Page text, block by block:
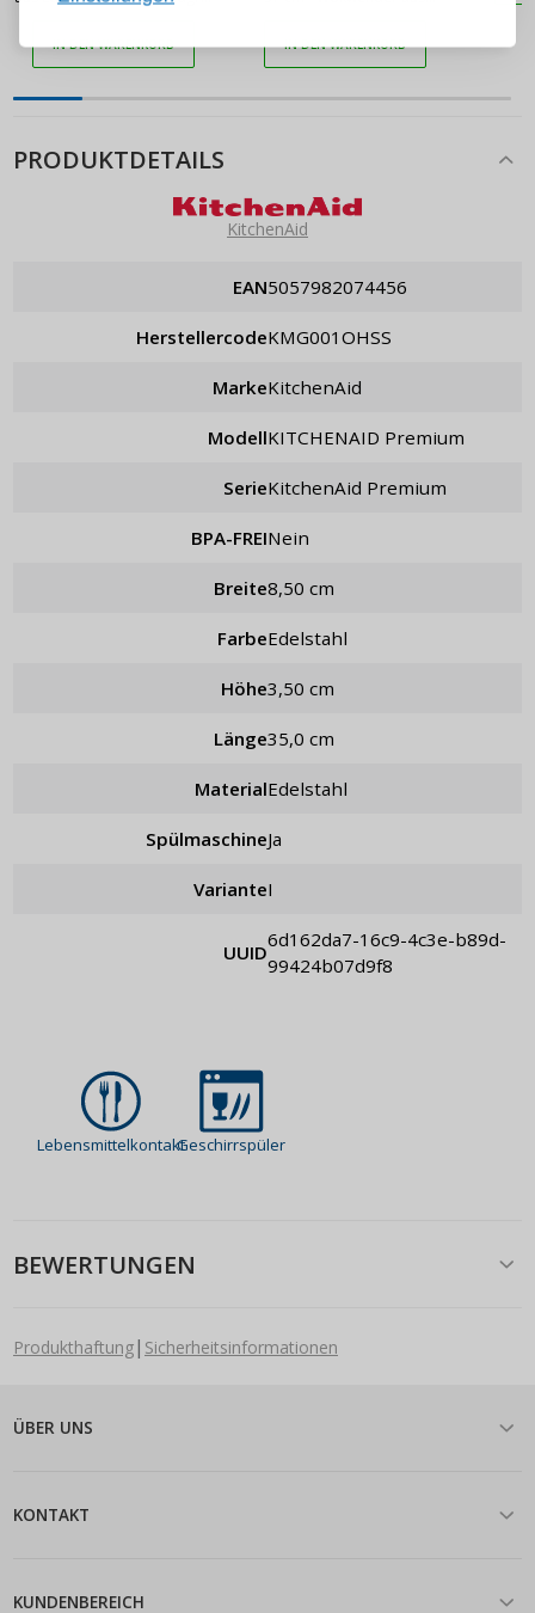
IN DEN WARENKORB IN DEN WARENKORB
PRODUKTDETAILS
KitchenAid
EAN 5057982074456
Herstellercode KMG001OHSS
Marke KitchenAid
Modell KITCHENAID Premium
Serie KitchenAid Premium
BPA-FREI Nein
Breite 8,50 cm
Farbe Edelstahl
Höhe 3,50 cm
Länge 35,0 cm
Material Edelstahl
Spülmaschine Ja
VarianteI
UUID
6d162da7-16c9-4c3e-b89d-
99424b07d9f8
LebensmittelkontaktGeschirrspüler
BEWERTUNGEN
Produkthaftung| Sicherheitsinformationen
ÜBER UNS
KONTAKT
KUNDENBEREICH
Passwort erinnern